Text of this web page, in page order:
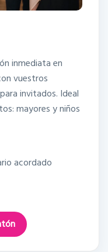
inmediata en
vuestros
invitados. Ideal
mayores y niños
acordado